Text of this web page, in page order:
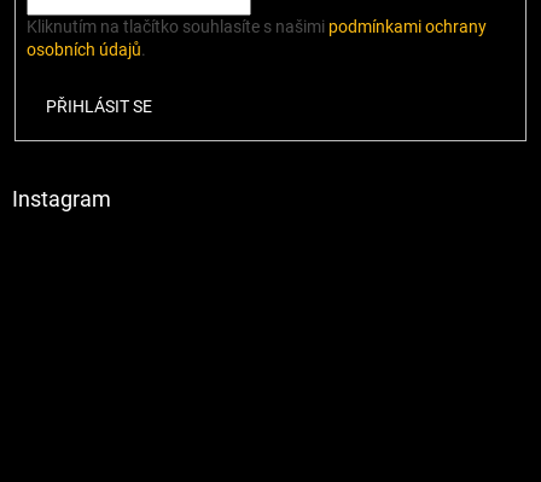
Kliknutím na tlačítko souhlasíte s našimi podmínkami ochrany
osobních údajů.
PŘIHLÁSIT SE
Instagram